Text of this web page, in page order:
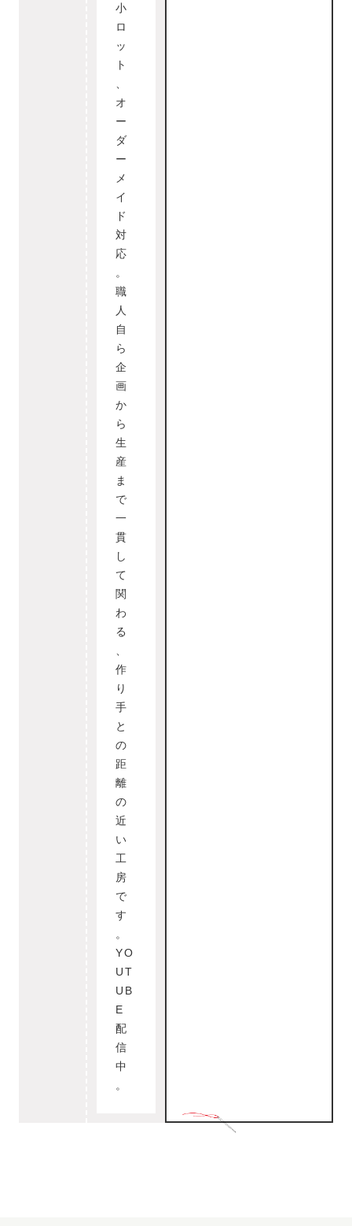
小
ロ
ッ
ト
オ
ー
ダ
ー
メ
イ
ド
対
応
。
職
人
自
ら
企
画
か
ら
生
産
ま
で
一
貫
し
て
関
わ
る
作
り
手
と
の
距
離
の
近
い
工
房
で
す
。
YO
UT
UB
E
配
信
中
。